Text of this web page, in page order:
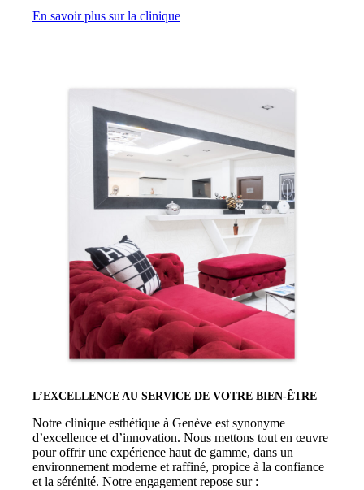
En savoir plus sur la clinique
L’EXCELLENCE AU SERVICE DE VOTRE BIEN-ÊTRE
Notre clinique esthétique à Genève est synonyme
d’excellence et d’innovation. Nous mettons tout en œuvre
pour offrir une expérience haut de gamme, dans un
environnement moderne et raffiné, propice à la confiance
et la sérénité. Notre engagement repose sur :